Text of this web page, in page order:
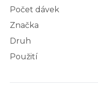
Počet dávek
Značka
Druh
Použití